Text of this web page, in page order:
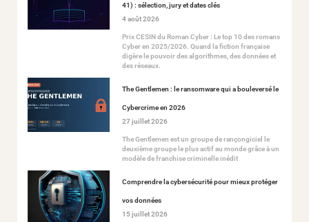
41) : sélection, jury et dates clés
4 août 2026
Prix CESIN du Roman Cyber : Le top 10 des romans
Cyber en 2025/2026. Quand la fiction française
digère le pouvoir des algorithmes, des données et
des réseaux.
The Gentlemen : le ransomware qui a bouleversé le
Cybercrime en 2026
27 juillet 2026
The Gentlemen est un groupe de rançongiciel le
deuxième groupe le plus actif au monde grâce à un
modèle de franchise criminelle inédit
Comprendre la cybersécurité pour mieux protéger
vos données
15 juillet 2026